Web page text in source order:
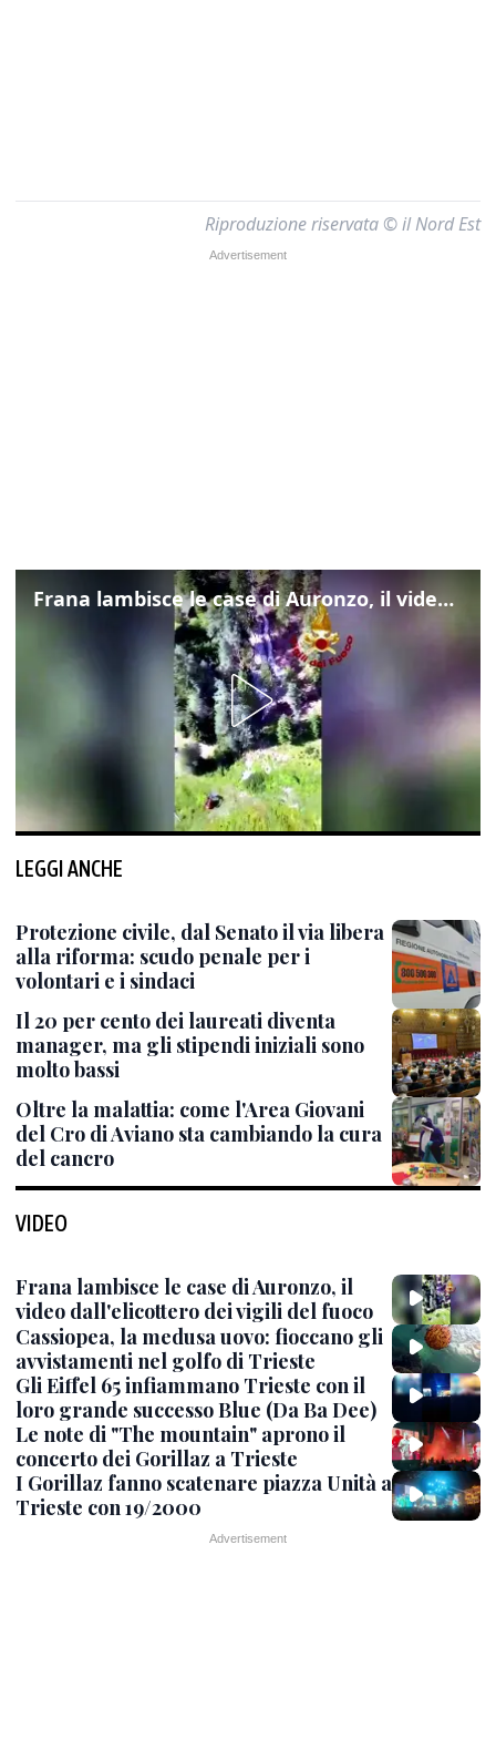
Riproduzione riservata © il Nord Est
Frana lambisce le case di Auronzo, il video dall'elicottero dei vigili del fuoco
LEGGI ANCHE
Protezione civile, dal Senato il via libera
alla riforma: scudo penale per i
volontari e i sindaci
Il 20 per cento dei laureati diventa
manager, ma gli stipendi iniziali sono
molto bassi
Oltre la malattia: come l'Area Giovani
del Cro di Aviano sta cambiando la cura
del cancro
VIDEO
Frana lambisce le case di Auronzo, il
video dall'elicottero dei vigili del fuoco
Cassiopea, la medusa uovo: fioccano gli
avvistamenti nel golfo di Trieste
Gli Eiffel 65 infiammano Trieste con il
loro grande successo Blue (Da Ba Dee)
Le note di "The mountain" aprono il
concerto dei Gorillaz a Trieste
I Gorillaz fanno scatenare piazza Unità a
Trieste con 19/2000